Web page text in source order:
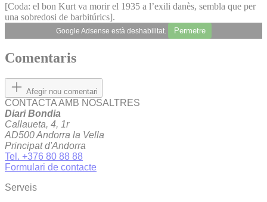
[Coda: el bon Kurt va morir el 1935 a l’exili danès, sembla que per
una sobredosi de barbitúrics].
Google Adsense està deshabilitat. Permetre
Comentaris
Afegir nou comentari
CONTACTA AMB NOSALTRES
Diari Bondia
Callaueta, 4, 1r
AD500 Andorra la Vella
Principat d'Andorra
Tel. +376 80 88 88
Formulari de contacte
Serveis